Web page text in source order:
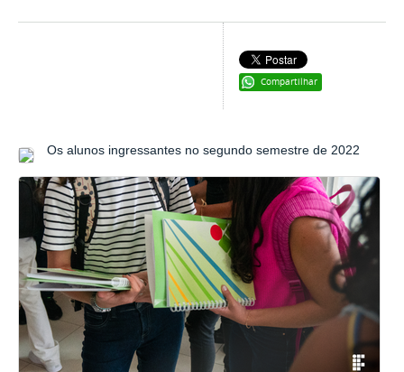
Compartilhar
Os alunos ingressantes no segundo semestre de 2022